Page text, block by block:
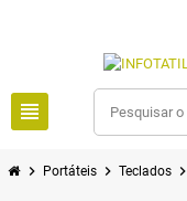
view_headline
chevron_right Portáteis chevron_right Teclados chevron_right